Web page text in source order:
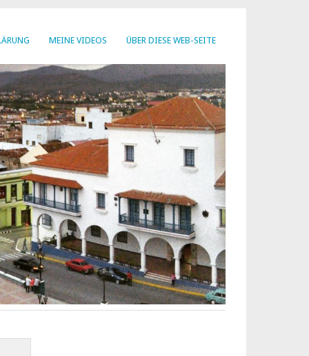
MEINE VIDEOS ÜBER DIESE WEB-SEITE